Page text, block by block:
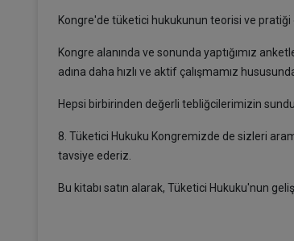
Kongre'de tüketici hukukunun teorisi ve pratiği
Kongre alanında ve sonunda yaptığımız
adına daha hızlı ve aktif çalışmamız
Hepsi birbirinden değerli tebliğcilerimizin
8. Tüketici Hukuku Kongremizde de sizleri
tavsiye ederiz.
Bu kitabı satın alarak, Tüketici Hukuku'nun